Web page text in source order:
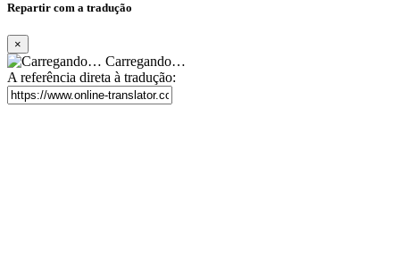
Repartir com a tradução
×
Carregando…
A referência direta à tradução: